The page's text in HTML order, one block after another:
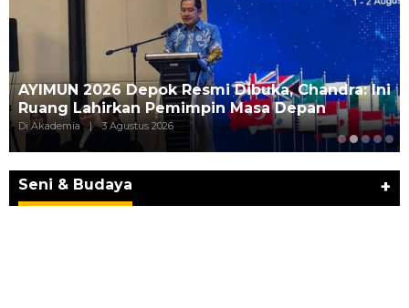
AYIMUN 2026 Depok Resmi Dibuka, Chandra: Ini
Ruang Lahirkan Pemimpin Masa Depan
Di Akademia | 3 Agustus 2026
Seni & Budaya +
JURNAL MATARUMA 2026 MENGUSUNG
SEMANGAT “BELAJAR DARI WARISAN,
BERKARYA UNTUK PE…